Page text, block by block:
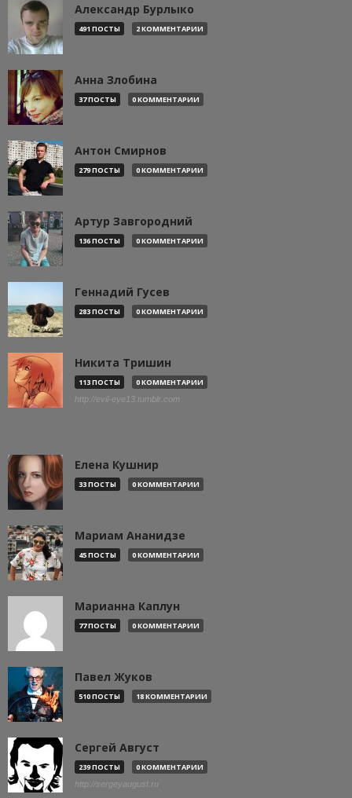
Александр Бурлыко
491 ПОСТЫ 2 КОММЕНТАРИИ
Анна Злобина
37 ПОСТЫ 0 КОММЕНТАРИИ
Антон Смирнов
279 ПОСТЫ 0 КОММЕНТАРИИ
Артур Завгородний
136 ПОСТЫ 0 КОММЕНТАРИИ
Геннадий Гусев
283 ПОСТЫ 0 КОММЕНТАРИИ
Никита Тришин
113 ПОСТЫ 0 КОММЕНТАРИИ
http://evil-eye13.tumblr.com
Елена Кушнир
33 ПОСТЫ 0 КОММЕНТАРИИ
Мариам Ананидзе
45 ПОСТЫ 0 КОММЕНТАРИИ
Марианна Каплун
77 ПОСТЫ 0 КОММЕНТАРИИ
Павел Жуков
510 ПОСТЫ 18 КОММЕНТАРИИ
Сергей Август
239 ПОСТЫ 0 КОММЕНТАРИИ
http://sergeyaugust.ru